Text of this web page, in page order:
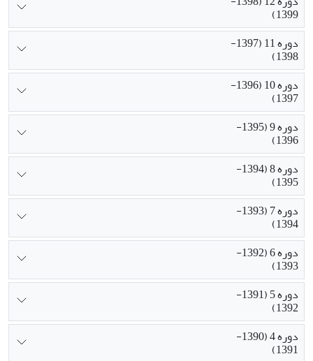
1399)
دوره 11 (1397-
1398)
دوره 10 (1396-
1397)
دوره 9 (1395-
1396)
دوره 8 (1394-
1395)
دوره 7 (1393-
1394)
دوره 6 (1392-
1393)
دوره 5 (1391-
1392)
دوره 4 (1390-
1391)